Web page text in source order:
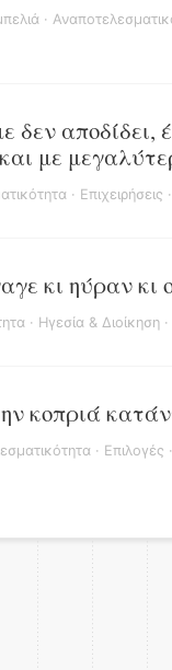
·
αποδίδει,
με
· Επιχειρήσεις ·
κι ηύραν κι
· Ηγεσία & Διοίκηση ·
κοπριά
· Επιλογές ·